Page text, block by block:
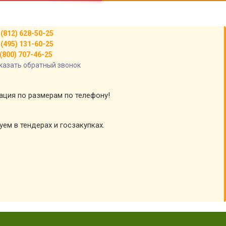
628-50-25
131-60-25
707-46-25
обратный звонок
по размерам по телефону!
в тендерах и госзакупках.